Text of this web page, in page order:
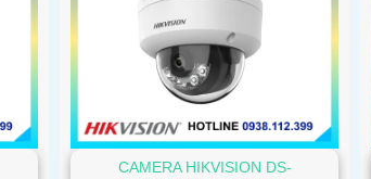
CAMERA HIKVISION DS-